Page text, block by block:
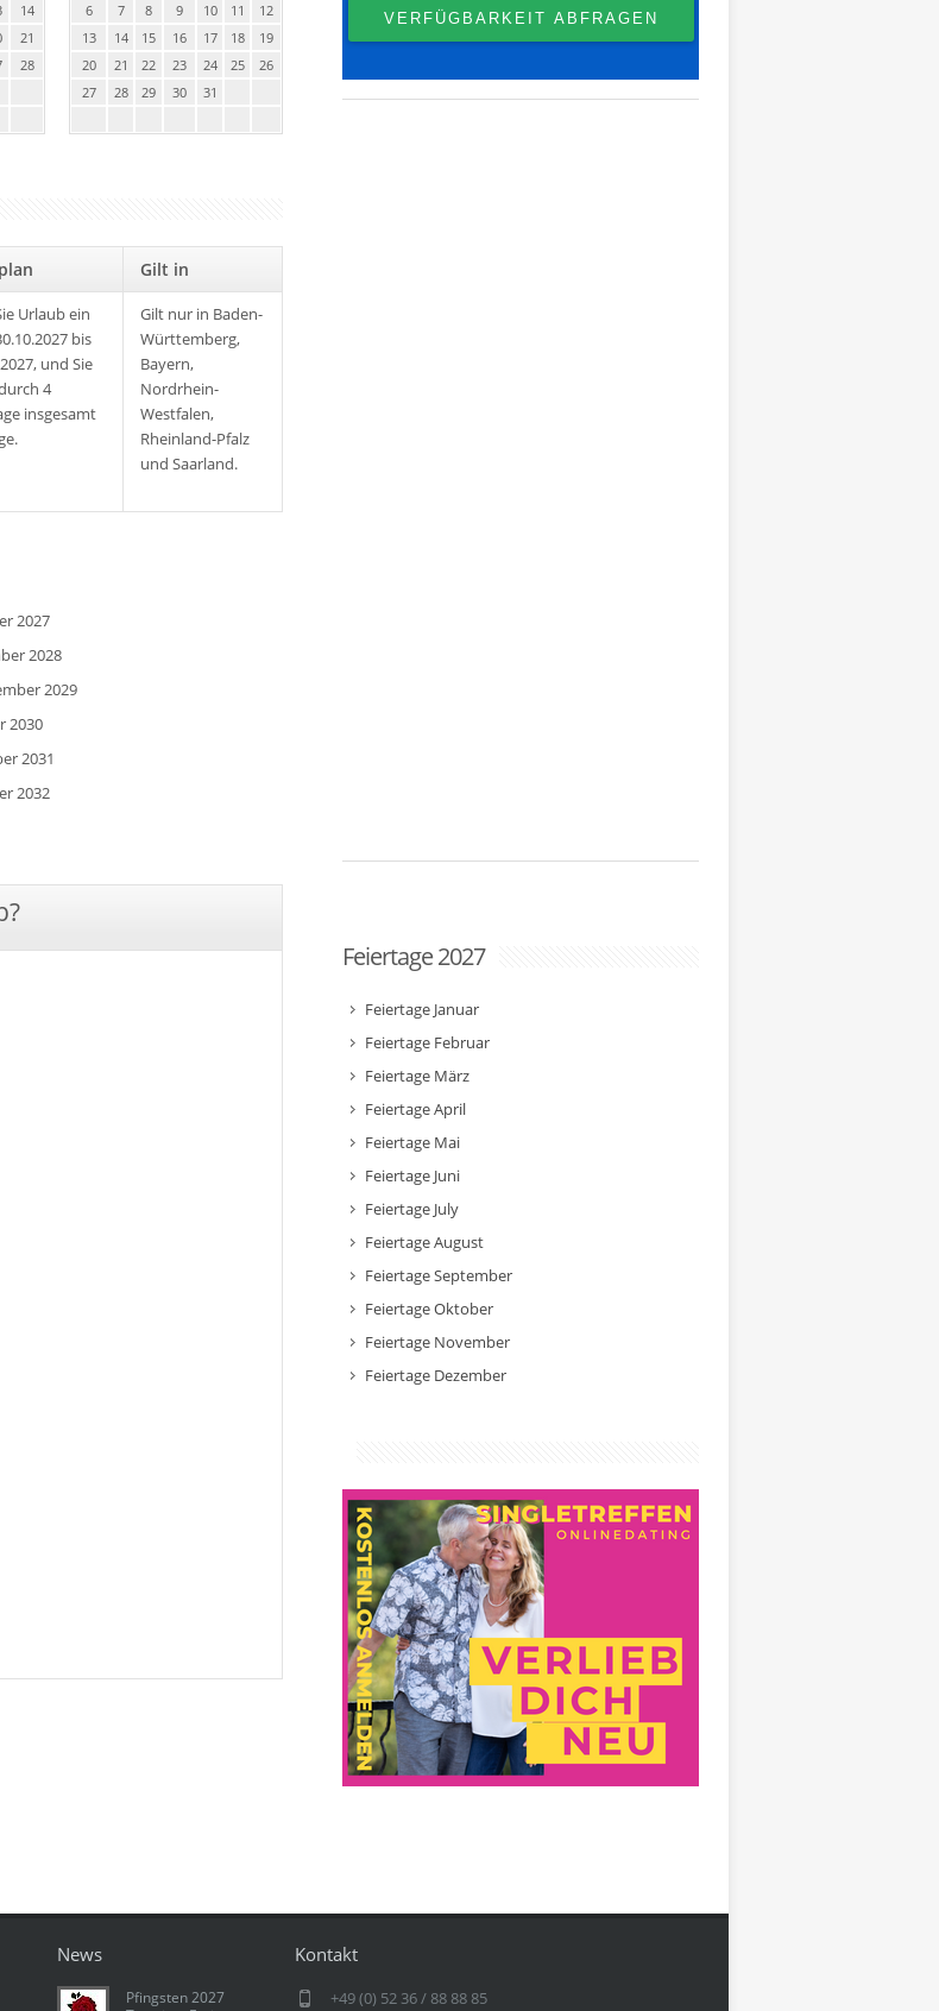
14
21
28
6
7 8 9 10 11
12
13
14 15 16 17 18
19
20
21 22 23 24 25
26
27
28 29 30 31
Gilt in
Urlaub ein
bis
und Sie
4
insgesamt
Gilt nur in Baden-
Württemberg,
Bayern,
Nordrhein-
Westfalen,
Rheinland-Pfalz
und Saarland.
2027
2028
2029
2030
2031
2032
Feiertage 2027
Feiertage Januar
Feiertage Februar
Feiertage März
Feiertage April
Feiertage Mai
Feiertage Juni
Feiertage July
Feiertage August
Feiertage September
Feiertage Oktober
Feiertage November
Feiertage Dezember
News
Pfingsten 2027
Kontakt
+49 (0) 52 36 / 88 88 85